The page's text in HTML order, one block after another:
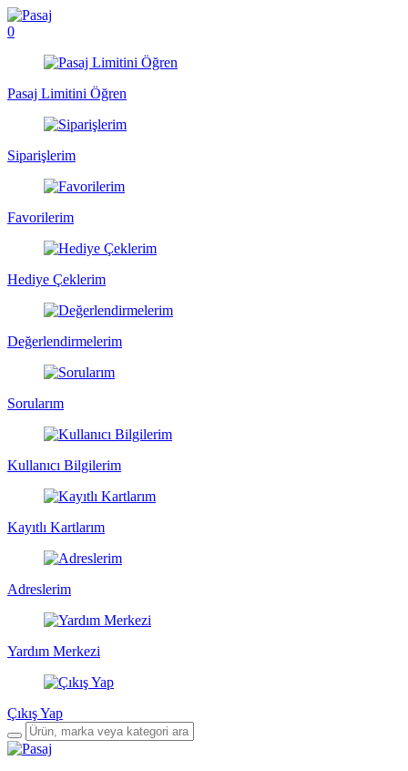
0
Pasaj Limitini Öğren
Siparişlerim
Favorilerim
Hediye Çeklerim
Değerlendirmelerim
Sorularım
Kullanıcı Bilgilerim
Kayıtlı Kartlarım
Adreslerim
Yardım Merkezi
Çıkış Yap